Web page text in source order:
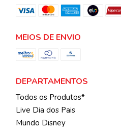
MEIOS DE ENVIO
DEPARTAMENTOS
Todos os Produtos*
Live Dia dos Pais
Mundo Disney